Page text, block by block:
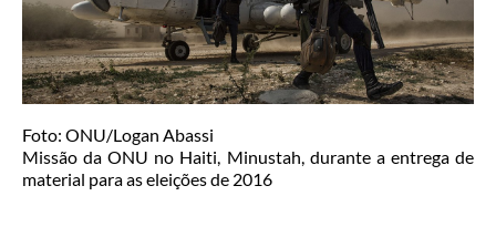
Foto: ONU/Logan Abassi
Missão da ONU no Haiti, Minustah, durante a entrega de
material para as eleições de 2016